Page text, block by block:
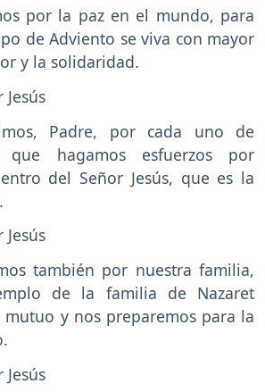
por la paz en el mundo, para
de Adviento se viva con mayor
y la solidaridad.
Padre, por cada uno de
que hagamos esfuerzos por
del Señor Jesús, que es la
también por nuestra familia,
de la familia de Nazaret
y nos preparemos para la